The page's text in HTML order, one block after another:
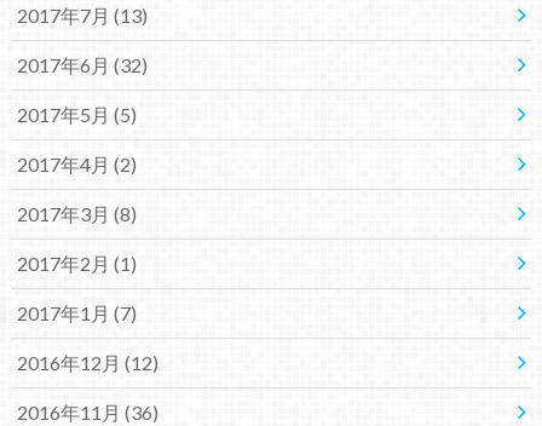
2017年7月 (13)
2017年6月 (32)
2017年5月 (5)
2017年4月 (2)
2017年3月 (8)
2017年2月 (1)
2017年1月 (7)
2016年12月 (12)
2016年11月 (36)